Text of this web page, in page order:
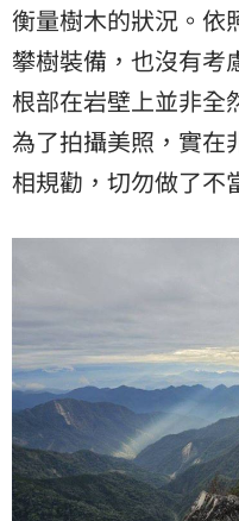
衡量樹木的狀況。依
攀樹裝備，也沒有考
根部在岩壁上並非全
為了拍攝美照，實在
相規勸，切勿做了不